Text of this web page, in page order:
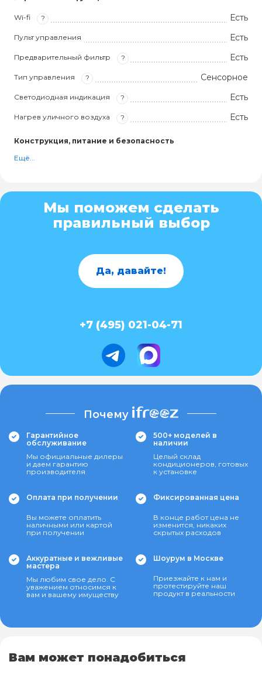
Wi-fi ? Есть
Пульт управления Есть
Предварительный фильтр ? Есть
Тип управления ? Сенсорное
Светодиодная индикация ? Есть
Нагрев уличного воздуха ? Есть
Конструкция, питание и безопасность
Ещё...
Мы поможем сделать
правильный выбор
Да, давайте!
+7 (495) 021-04-71
Почему
Гарантийное
обслуживание
Мы официальные дилеры
и даем гарантию
производителя
500+ моделей в
наличии
Целый склад
кондиционеров, готовых
к установке
Оплата при получении
Вы можете оплатить
наличными или картой
при получении
Фиксированная цена
В конце работ цена не
изменится, никаких
скрытых расходов
Аккуратные и вежливые
мастера
Мы любим свое дело. С
уважением относимся к
вам и вашему имуществу
Шоурум в Москве
Приезжайте к нам и
протестируйте наш
продукт в реальности
Вам может понадобиться